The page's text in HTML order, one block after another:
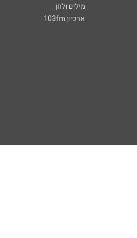
מילים ולחן
ארכיון 103fm